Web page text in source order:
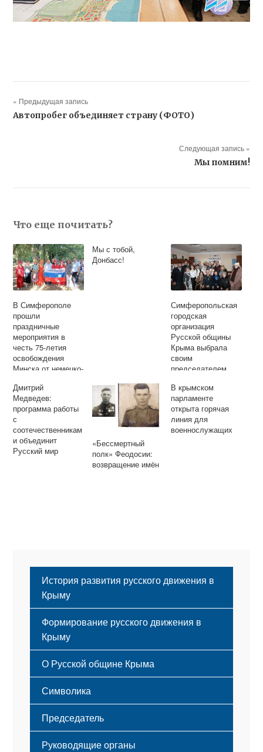
« Предыдущая запись
Автопробег объединяет страну (ФОТО)
Следующая запись »
Мы помним!
Что еще почитать?
В Симферополе
прошли
праздничные
мероприятия в
честь 75-летия
освобождения
Минска от немецко-
захватчиков
Мы с тобой,
Донбасс!
Симферопольская
городская
организация
Русской общины
Крыма выбрала
своим
председателем
Дмитрий
Медведев:
программа работы
с
соотечественникам
и объединит
Русский мир
«Бессмертный
полк» Феодосии:
возвращение имён
В крымском
парламенте
открыта горячая
линия для
военнослужащих
История развития русского движения в
Крыму
Формирование русского движения в
Крыму
Русский Крым
О Русской общине Крыма
Этапы становления
Принципы деятельности
Структура
Мероприятия
Символика
Флаг
Герб
Гимн
Председатель
Руководящие органы